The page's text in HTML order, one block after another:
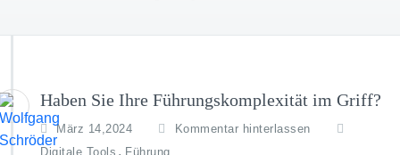
Haben Sie Ihre Führungskomplexität im Griff?
März 14,2024
Kommentar hinterlassen
Digitale Tools , Führung